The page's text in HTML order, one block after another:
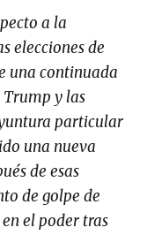
a la
elecciones de
una continuada
y las
particular
una nueva
de esas
de golpe de
el poder tras